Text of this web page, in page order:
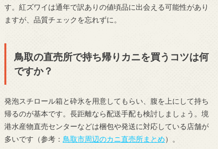
す。紅ズワイは通年で訳ありの値頃品に出会える可能性があり
ますが、品質チェックを忘れずに。
鳥取の直売所で持ち帰りカニを買うコツは何
ですか？
発泡スチロール箱と砕氷を用意してもらい、腹を上にして持ち
帰るのが基本です。長距離なら配送手配も検討しましょう。境
港水産物直売センターなどは梱包や発送に対応している店舗が
多いです（参考： 鳥取市周辺のカニ直売所まとめ）。